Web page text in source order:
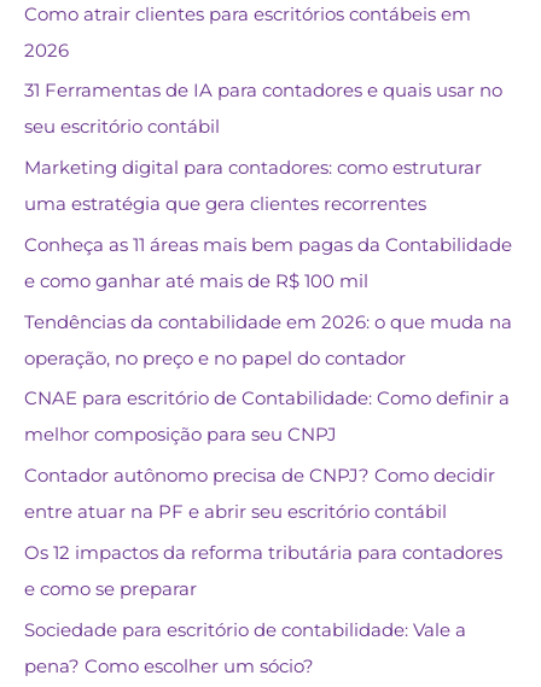
Como atrair clientes para escritórios contábeis em
2026
31 Ferramentas de IA para contadores e quais usar no
seu escritório contábil
Marketing digital para contadores: como estruturar
uma estratégia que gera clientes recorrentes
Conheça as 11 áreas mais bem pagas da Contabilidade
e como ganhar até mais de R$ 100 mil
Tendências da contabilidade em 2026: o que muda na
operação, no preço e no papel do contador
CNAE para escritório de Contabilidade: Como definir a
melhor composição para seu CNPJ
Contador autônomo precisa de CNPJ? Como decidir
entre atuar na PF e abrir seu escritório contábil
Os 12 impactos da reforma tributária para contadores
e como se preparar
Sociedade para escritório de contabilidade: Vale a
pena? Como escolher um sócio?